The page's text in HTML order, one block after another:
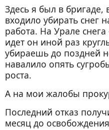
Здесь я был в бригаде,
входило убирать снег
работа. На Урале
идет он иной раз
убираешь до поздней
навалило опять
роста.
А на мои жалобы
Последний отказ
месяц до